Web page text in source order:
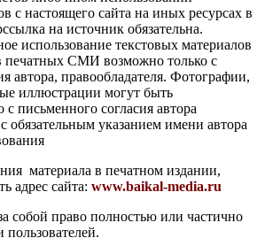
с настоящего сайта на иных ресурсах в
на источник обязательна.
использование текстовых материалов
печатных СМИ возможно только с
автора, правообладателя. Фотографии,
иллюстрации могут быть
с письменного согласия автора
обязательным указанием имени автора
материала в печатном издании,
адрес сайта: www.baikal-media.ru
собой право полностью или частично
пользователей.